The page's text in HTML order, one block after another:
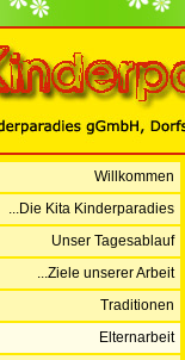
Willkommen
...Die Kita Kinderparadies
Unser Tagesablauf
...Ziele unserer Arbeit
Traditionen
Elternarbeit